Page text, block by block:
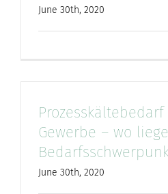
June 30th, 2020
Gewerbe – wo
June 30th, 2020